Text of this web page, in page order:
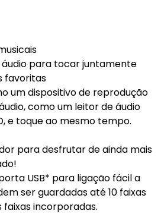
para tocar juntamente
favoritas
um dispositivo de reprodução
como um leitor de áudio
e toque ao mesmo tempo.
para desfrutar de ainda mais
USB* para ligação fácil a
ser guardadas até 10 faixas
incorporadas.